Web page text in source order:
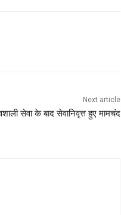
Next article
सेवा के बाद सेवानिवृत्त हुए मामचंद